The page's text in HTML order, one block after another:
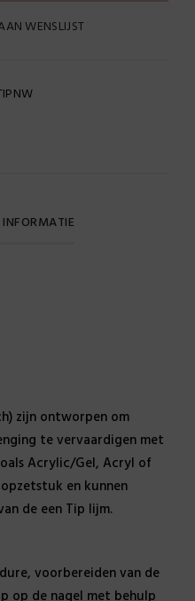
WENSLIJST
zijn ontworpen om
te vervaardigen met
Acrylic/Gel, Acryl of
en kunnen
de een Tip lijm.
voorbereiden van de